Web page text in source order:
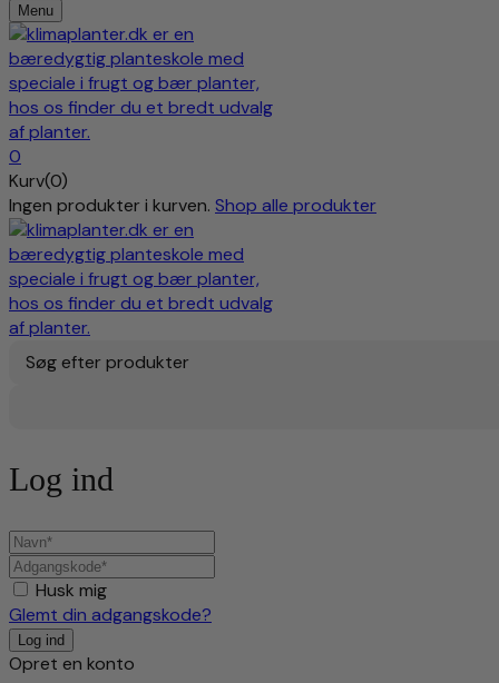
Menu
0
Kurv(0)
Ingen produkter i kurven. Shop alle produkter
Søg efter produkter
Log ind
Husk mig
Glemt din adgangskode?
Opret en konto